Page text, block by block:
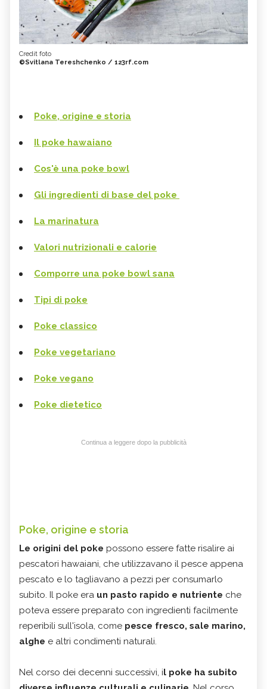
Credit foto
©Svitlana Tereshchenko / 123rf.com
Poke, origine e storia
Il poke hawaiano
Cos'è una poke bowl
Gli ingredienti di base del poke
La marinatura
Valori nutrizionali e calorie
Comporre una poke bowl sana
Tipi di poke
Poke classico
Poke vegetariano
Poke vegano
Poke dietetico
Continua a leggere dopo la pubblicità
Poke, origine e storia
Le origini del poke possono essere fatte risalire ai
pescatori hawaiani, che utilizzavano il pesce appena
pescato e lo tagliavano a pezzi per consumarlo
subito. Il poke era un pasto rapido e nutriente che
poteva essere preparato con ingredienti facilmente
reperibili sull'isola, come pesce fresco, sale marino,
alghe e altri condimenti naturali.
Nel corso dei decenni successivi, il poke ha subito